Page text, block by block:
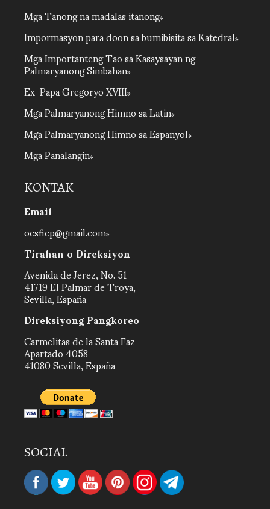
Mga Tanong na madalas itanong
Impormasyon para doon sa bumibisita sa Katedral
Mga Importanteng Tao sa Kasaysayan ng
Palmaryanong Simbahan
Ex-Papa Gregoryo XVIII
Mga Palmaryanong Himno sa Latin
Mga Palmaryanong Himno sa Espanyol
Mga Panalangin
KONTAK
Email
ocsficp@gmail.com
Tirahan o Direksiyon
Avenida de Jerez, No. 51
41719 El Palmar de Troya,
Sevilla, España
Direksiyong Pangkoreo
Carmelitas de la Santa Faz
Apartado 4058
41080 Sevilla, España
SOCIAL